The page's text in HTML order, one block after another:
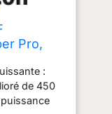
Pro,
de
:
de 450